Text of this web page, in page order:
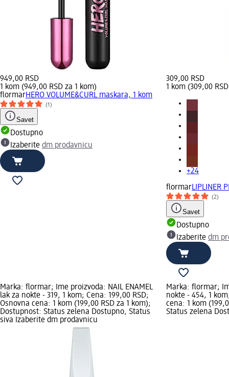
949,00 RSD
1 kom (949,00 RSD za 1 kom)
flormarHERO VOLUME&CURL maskara, 1 kom
(1)
Savet
Dostupno
Izaberite dm prodavnicu
309,00 RSD
1 kom (309,00
+24
flormarLIPLINER
(2)
Savet
Dostupno
Izaberite dm
Marka: flormar; Ime proizvoda: NAIL ENAMEL
lak za nokte - 319, 1 kom; Cena: 199,00 RSD;
Osnovna cena: 1 kom (199,00 RSD za 1 kom);
Dostupnost: Status zelena Dostupno, Status
siva Izaberite dm prodavnicu
Marka: flormar;
nokte - 454, 1
cena: 1 kom
Status zelena